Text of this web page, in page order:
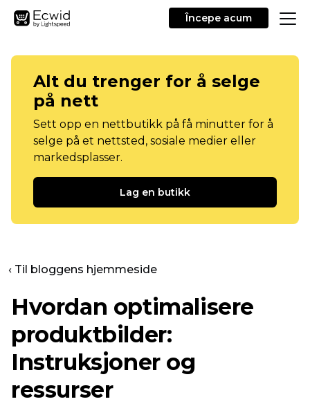
Începe acum
Alt du trenger for å selge
på nett
Sett opp en nettbutikk på få minutter for å
selge på et nettsted, sosiale medier eller
markedsplasser.
Lag en butikk
‹ Til bloggens hjemmeside
Hvordan optimalisere
produktbilder:
Instruksjoner og
ressurser